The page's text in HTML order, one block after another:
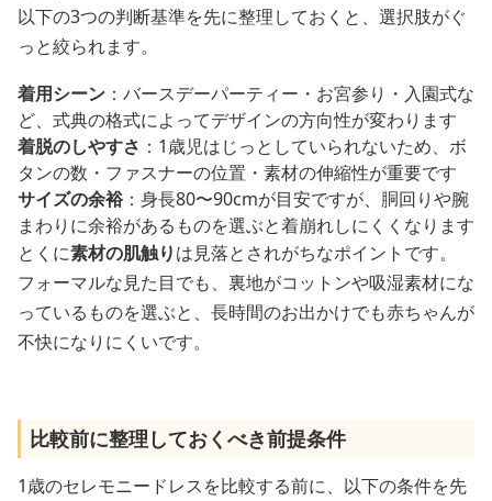
以下の3つの判断基準を先に整理しておくと、選択肢がぐ
っと絞られます。
着用シーン ：バースデーパーティー・お宮参り・入園式な
ど、式典の格式によってデザインの方向性が変わります
着脱のしやすさ ：1歳児はじっとしていられないため、ボ
タンの数・ファスナーの位置・素材の伸縮性が重要です
サイズの余裕：身長80〜90cmが目安ですが、胴回りや腕
まわりに余裕があるものを選ぶと着崩れしにくくなります
とくに素材の肌触りは見落とされがちなポイントです。
フォーマルな見た目でも、裏地がコットンや吸湿素材にな
っているものを選ぶと、長時間のお出かけでも赤ちゃんが
不快になりにくいです。
比較前に整理しておくべき前提条件
1歳のセレモニードレスを比較する前に、以下の条件を先